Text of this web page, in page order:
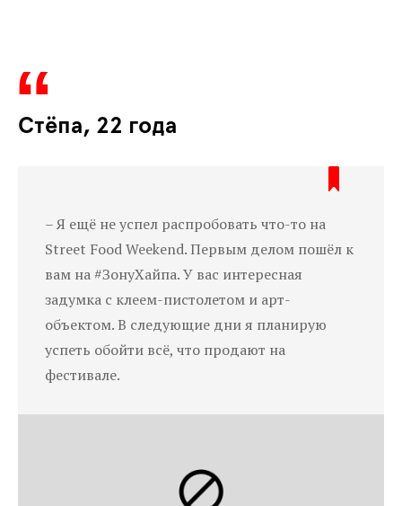
Стёпа, 22 года
– Я ещё не успел распробовать что-то на
Street Food Weekend. Первым делом пошёл к
вам на #ЗонуХайпа. У вас интересная
задумка с клеем-пистолетом и арт-
объектом. В следующие дни я планирую
успеть обойти всё, что продают на
фестивале.